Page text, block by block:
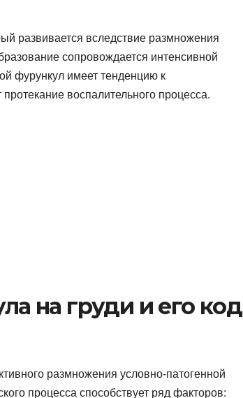
развивается вследствие размножения
сопровождается интенсивной
фурункул имеет тенденцию к
воспалительного процесса.
на груди и его код
размножения условно-патогенной
процесса способствует ряд факторов: